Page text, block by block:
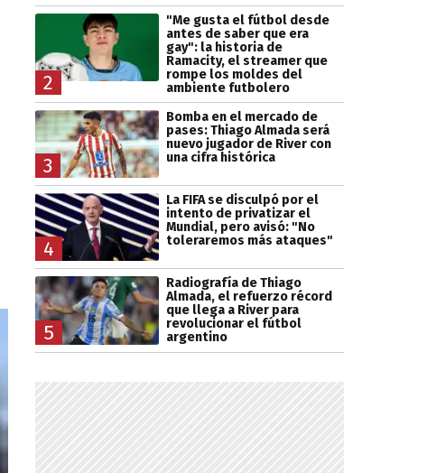
2
"Me gusta el fútbol desde
antes de saber que era
gay": la historia de
Ramacity, el streamer que
rompe los moldes del
ambiente futbolero
3
Bomba en el mercado de
pases: Thiago Almada será
nuevo jugador de River con
una cifra histórica
4
La FIFA se disculpó por el
intento de privatizar el
Mundial, pero avisó: "No
toleraremos más ataques"
5
Radiografía de Thiago
Almada, el refuerzo récord
que llega a River para
revolucionar el fútbol
argentino